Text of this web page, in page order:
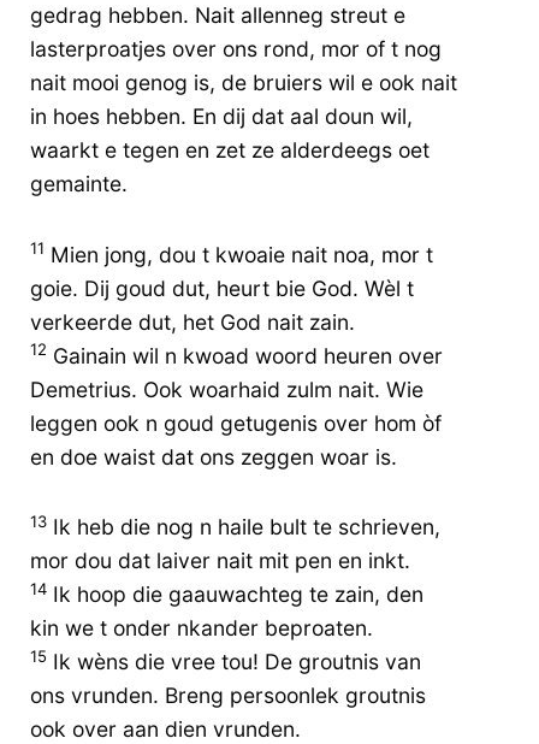
gedrag hebben. Nait allenneg streut e
lasterproatjes over ons rond, mor of t nog
nait mooi genog is, de bruiers wil e ook nait
in hoes hebben. En dij dat aal doun wil,
waarkt e tegen en zet ze alderdeegs oet
gemainte.
11 Mien jong, dou t kwoaie nait noa, mor t
goie. Dij goud dut, heurt bie God. Wèl t
verkeerde dut, het God nait zain.
12 Gainain wil n kwoad woord heuren over
Demetrius. Ook woarhaid zulm nait. Wie
leggen ook n goud getugenis over hom òf
en doe waist dat ons zeggen woar is.
13 Ik heb die nog n haile bult te schrieven,
mor dou dat laiver nait mit pen en inkt.
14 Ik hoop die gaauwachteg te zain, den
kin we t onder nkander beproaten.
15 Ik wèns die vree tou! De groutnis van
ons vrunden. Breng persoonlek groutnis
ook over aan dien vrunden.